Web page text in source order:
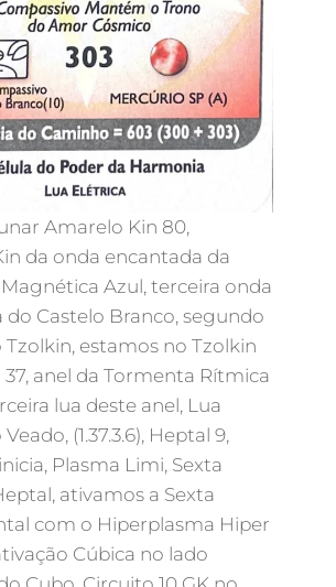
Amarelo Kin 80,
da onda encantada da
Azul, terceira onda
do Castelo Branco, segundo
Tzolkin, estamos no Tzolkin
37, anel da Tormenta Rítmica
lua deste anel, Lua
(1.37.3.6), Heptal 9,
Plasma Limi, Sexta
ativamos a Sexta
com o Hiperplasma Hiper
Cúbica no lado